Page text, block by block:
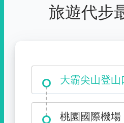
旅遊代步
大霸尖山登山
桃園國際機場